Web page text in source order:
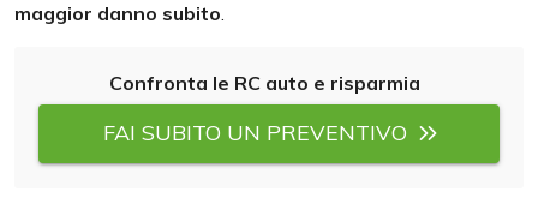
maggior danno subito.
Confronta le RC auto e risparmia
FAI SUBITO UN PREVENTIVO